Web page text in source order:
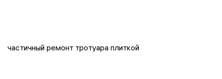
частичный ремонт тротуара плиткой